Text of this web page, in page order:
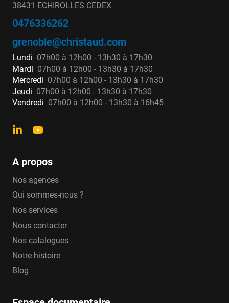
38431 ECHIROLLES CEDEX
0476336262
grenoble@christaud.com
Lundi 07h00 à 12h00 - 13h30 à 17h30
Mardi 07h00 à 12h00 - 13h30 à 17h30
Mercredi 07h00 à 12h00 - 13h30 à 17h30
Jeudi 07h00 à 12h00 - 13h30 à 17h30
Vendredi 07h00 à 12h00 - 13h30 à 16h45
A propos
Nos agences
Qui sommes-nous ?
Nos services
Nous contacter
Nos catalogues
Notre histoire
Blog